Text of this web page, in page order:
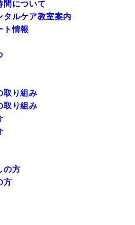
間について
タルケア教室案内
ト情報
取り組み
取り組み
の方
方